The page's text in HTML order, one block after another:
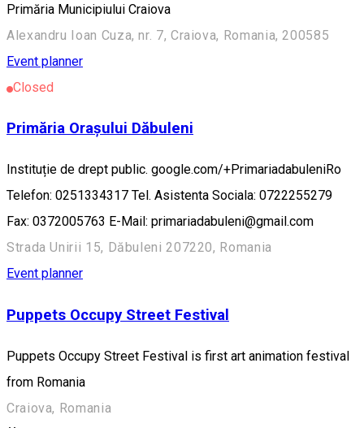
Primăria Municipiului Craiova
Alexandru Ioan Cuza, nr. 7, Craiova, Romania, 200585
Event planner
Closed
Primăria Orașului Dăbuleni
Instituție de drept public. google.com/+PrimariadabuleniRo
Telefon: 0251334317 Tel. Asistenta Sociala: 0722255279
Fax: 0372005763 E-Mail: primariadabuleni@gmail.com
Strada Unirii 15, Dăbuleni 207220, Romania
Event planner
Puppets Occupy Street Festival
Puppets Occupy Street Festival is first art animation festival
from Romania
Craiova, Romania